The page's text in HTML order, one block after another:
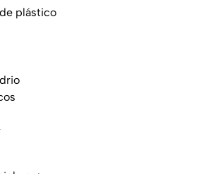
plástico